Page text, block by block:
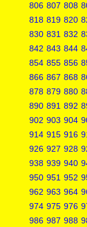
806 807 808
818 819 820
830 831 832
842 843 844
854 855 856
866 867 868
878 879 880
890 891 892
902 903 904
914 915 916
926 927 928
938 939 940
950 951 952
962 963 964
974 975 976
986 987 988